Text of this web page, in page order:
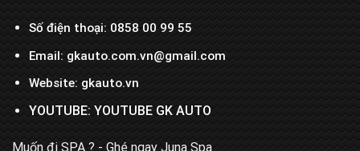
Số điện thoại: 0858 00 99 55
Email:gkauto.com.vn@gmail.com
Website: gkauto.vn
YOUTUBE:YOUTUBE GK AUTO
Muốn đi SPA ? - Ghé ngay Juna Spa